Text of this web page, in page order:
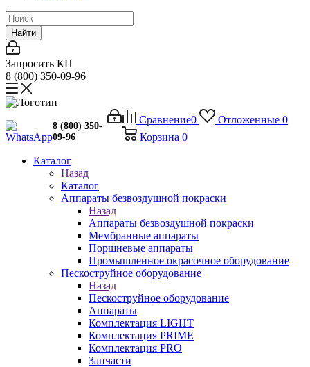
Найти
Запросить КП
8 (800) 350-09-96
Сравнение0 Отложенные 0
Корзина 0
8 (800) 350-
09-96
Каталог
Назад
Каталог
Аппараты безвоздушной покраски
Назад
Аппараты безвоздушной покраски
Мембранные аппараты
Поршневые аппараты
Промышленное окрасочное оборудование
Пескоструйное оборудование
Назад
Пескоструйное оборудование
Аппараты
Комплектация LIGHT
Комплектация PRIME
Комплектация PRO
Запчасти